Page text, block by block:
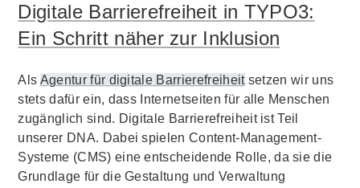
Digitale Barrierefreiheit in TYPO3:
Ein Schritt näher zur Inklusion
Als Agentur für digitale Barrierefreiheitsetzen wir uns
stets dafür ein, dass Internetseiten für alle Menschen
zugänglich sind. Digitale Barrierefreiheit ist Teil
unserer DNA. Dabei spielen Content-Management-
Systeme (CMS) eine entscheidende Rolle, da sie die
Grundlage für die Gestaltung und Verwaltung